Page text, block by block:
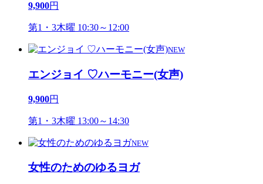
9,900円
第1・3木曜 10:30～12:00
NEW
エンジョイ ♡ハーモニー(女声)
9,900円
第1・3木曜 13:00～14:30
NEW
女性のためのゆるヨガ